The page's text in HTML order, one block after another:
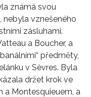
známá svou
nebyla vznešeného
zásluhami.
a Boucher, a
předměty,
v Sèvres. Byla
držet krok ve
a Montesquieuem, a